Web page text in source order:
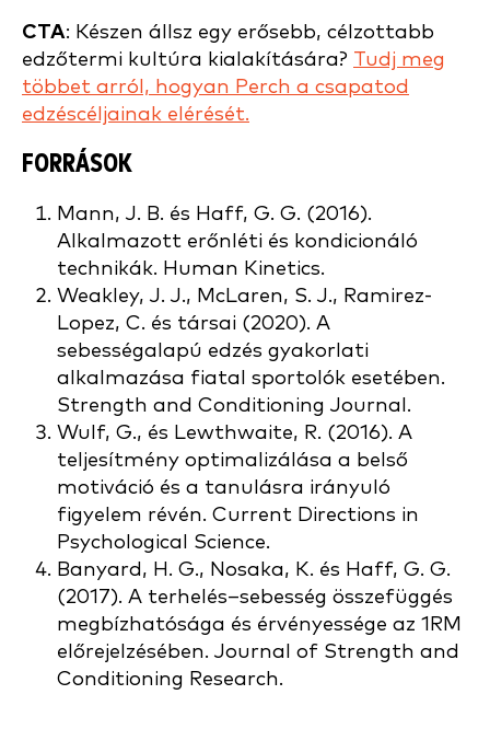
CTA: Készen állsz egy erősebb, célzottabb
edzőtermi kultúra kialakítására? Tudj meg
többet arról, hogyan Perch a csapatod
edzéscéljainak elérését.
FORRÁSOK
Mann, J. B. és Haff, G. G. (2016).
Alkalmazott erőnléti és kondicionáló
technikák. Human Kinetics.
Weakley, J. J., McLaren, S. J., Ramirez-
Lopez, C. és társai (2020). A
sebességalapú edzés gyakorlati
alkalmazása fiatal sportolók esetében.
Strength and Conditioning Journal.
Wulf, G., és Lewthwaite, R. (2016). A
teljesítmény optimalizálása a belső
motiváció és a tanulásra irányuló
figyelem révén. Current Directions in
Psychological Science.
Banyard, H. G., Nosaka, K. és Haff, G. G.
(2017). A terhelés–sebesség összefüggés
megbízhatósága és érvényessége az 1RM
előrejelzésében. Journal of Strength and
Conditioning Research.